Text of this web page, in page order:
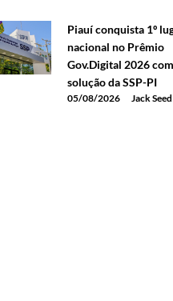
Piauí conquista 1º
nacional no Prêmio
Gov.Digital 2026 com
solução da SSP-PI
05/08/2026 Jack Seed